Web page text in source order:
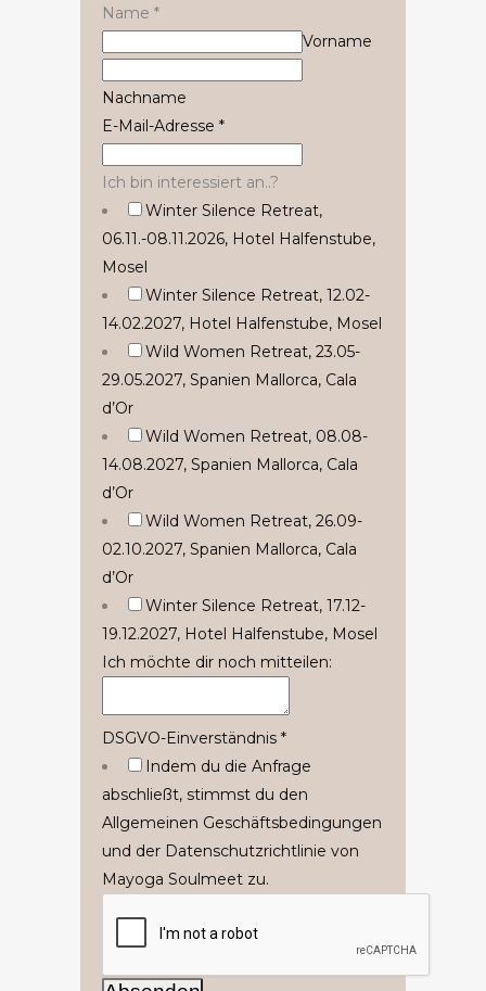
Name
Einverständnis
Name *
Vorname
Nachname
E-Mail-Adresse *
Ich bin interessiert an..?
Winter Silence Retreat,
06.11.-08.11.2026, Hotel Halfenstube,
Mosel
Winter Silence Retreat, 12.02-
14.02.2027, Hotel Halfenstube, Mosel
Wild Women Retreat, 23.05-
29.05.2027, Spanien Mallorca, Cala
d’Or
Wild Women Retreat, 08.08-
14.08.2027, Spanien Mallorca, Cala
d’Or
Wild Women Retreat, 26.09-
02.10.2027, Spanien Mallorca, Cala
d’Or
Winter Silence Retreat, 17.12-
19.12.2027, Hotel Halfenstube, Mosel
Ich möchte dir noch mitteilen:
DSGVO-Einverständnis *
Indem du die Anfrage
abschließt, stimmst du den
Allgemeinen Geschäftsbedingungen
und der Datenschutzrichtlinie von
Mayoga Soulmeet zu.